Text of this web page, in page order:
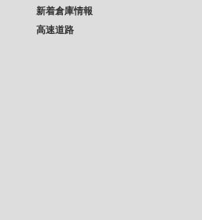
新着倉庫情報
高速道路